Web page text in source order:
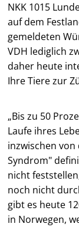
NKK 1015
auf dem
gemeldeten
VDH lediglich
daher heute
Ihre Tiere zur
„Bis zu 50
Laufe ihres
inzwischen
Syndrom"
nicht
noch nicht
gibt es heute
in Norwegen,